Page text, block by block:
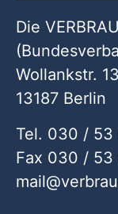
Die
Wollankstr.
13187 Berlin
Tel. 030 /
Fax 030 /
mail